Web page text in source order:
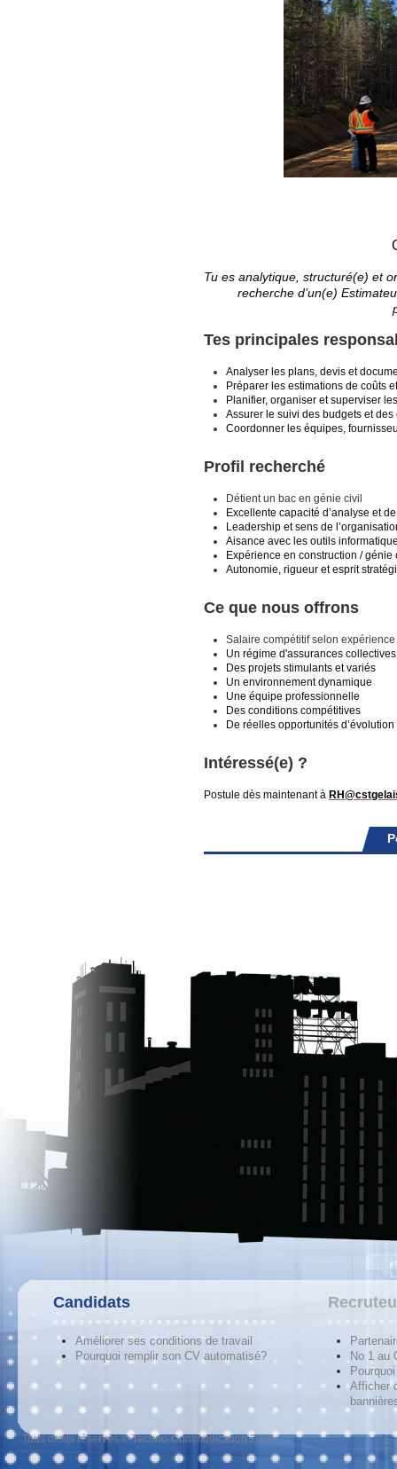
Tu es analytique, structuré(e) et
recherche d’un(e)
Tes principales
Analyser les plans, devis et
Préparer les estimations de coûts
Planifier, organiser et superviser
Assurer le suivi des budgets et
Coordonner les équipes,
Profil recherché
Détient un bac en génie civil
Excellente capacité d’analyse et
Leadership et sens de
Aisance avec les outils
Expérience en construction / génie
Autonomie, rigueur et esprit
Ce que nous offrons
Salaire compétitif selon
Un régime d'assurances collectives
Des projets stimulants et variés
Un environnement dynamique
Une équipe professionnelle
Des conditions compétitives
De réelles opportunités d’évolution
Intéressé(e) ?
Postule dès maintenant à
Candidats
Améliorer ses conditions de travail
Pourquoi remplir son CV automatisé?
No 1 au
Afficher
Tous droits réservés © Techno-Communication 2026